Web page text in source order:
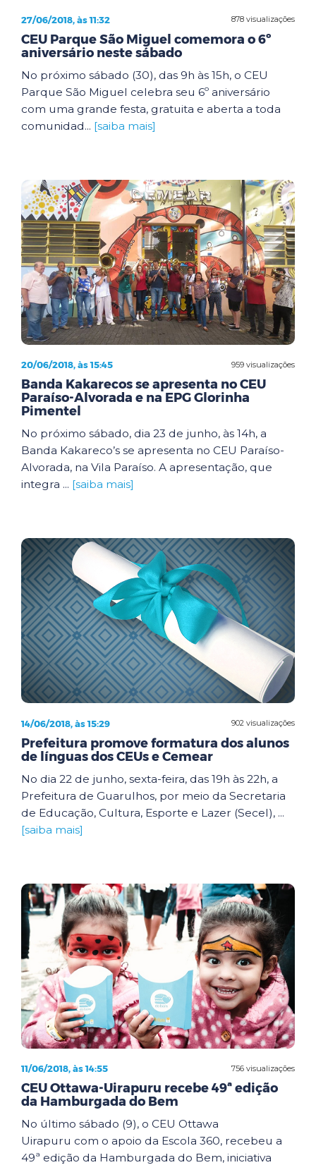
878 visualizações
27/06/2018, às 11:32
CEU Parque São Miguel comemora o 6º
aniversário neste sábado
No próximo sábado (30), das 9h às 15h, o CEU
Parque São Miguel celebra seu 6º aniversário
com uma grande festa, gratuita e aberta a toda
comunidad... [saiba mais]
959 visualizações
20/06/2018, às 15:45
Banda Kakarecos se apresenta no CEU
Paraíso-Alvorada e na EPG Glorinha
Pimentel
No próximo sábado, dia 23 de junho, às 14h, a
Banda Kakareco’s se apresenta no CEU Paraíso-
Alvorada, na Vila Paraíso. A apresentação, que
integra ... [saiba mais]
902 visualizações
14/06/2018, às 15:29
Prefeitura promove formatura dos alunos
de línguas dos CEUs e Cemear
No dia 22 de junho, sexta-feira, das 19h às 22h, a
Prefeitura de Guarulhos, por meio da Secretaria
de Educação, Cultura, Esporte e Lazer (Secel), ...
[saiba mais]
756 visualizações
11/06/2018, às 14:55
CEU Ottawa-Uirapuru recebe 49ª edição
da Hamburgada do Bem
No último sábado (9), o CEU Ottawa
Uirapuru com o apoio da Escola 360, recebeu a
49ª edição da Hamburgada do Bem, iniciativa